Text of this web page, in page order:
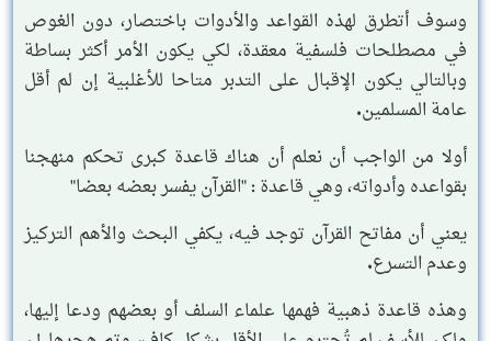
وسوف أتطرق لهذه القواعد والأدوات باختصار، دون الغوص
في مصطلحات فلسفية معقدة، لكي يكون الأمر أكثر بساطة
وبالتالي يكون الإقبال على التدبر متاحا للأغلبية إن لم أقل
عامة المسلمين.
أولا من الواجب أن نعلم أن هناك قاعدة كبرى تحكم منهجنا
بقواعده وأدواته، وهي قاعدة : "القرآن يفسر بعضه بعضا"
يعني أن مفاتح القرآن توجد فيه، يكفي البحث والأهم التركيز
وعدم التسرع.
وهذه قاعدة ذهبية فهمها علماء السلف أو بعضهم ودعا إليها،